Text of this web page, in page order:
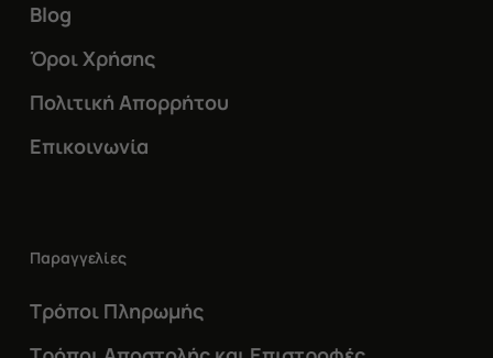
Blog
Όροι Χρήσης
Πολιτική Απορρήτου
Επικοινωνία
Παραγγελίες
Τρόποι Πληρωμής